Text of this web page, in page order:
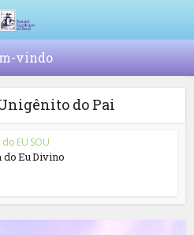
vindo
do Pai
EU SOU
Eu Divino